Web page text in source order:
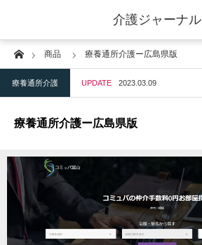
介護ジャーナル
Home商品 療養通所介護ー広島県版
療養通所介護 UPDATE 2023.03.09
療養通所介護ー広島県版
ケアプラン作成
訪問
短期入所
訪問＋通い＋宿泊